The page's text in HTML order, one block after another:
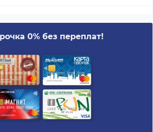
0% без переплат!